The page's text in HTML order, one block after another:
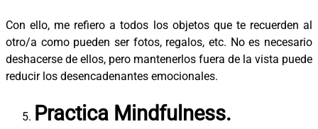
Con ello, me refiero a todos los objetos que te recuerden al
otro/a como pueden ser fotos, regalos, etc. No es necesario
deshacerse de ellos, pero mantenerlos fuera de la vista puede
reducir los desencadenantes emocionales.
Practica Mindfulness.